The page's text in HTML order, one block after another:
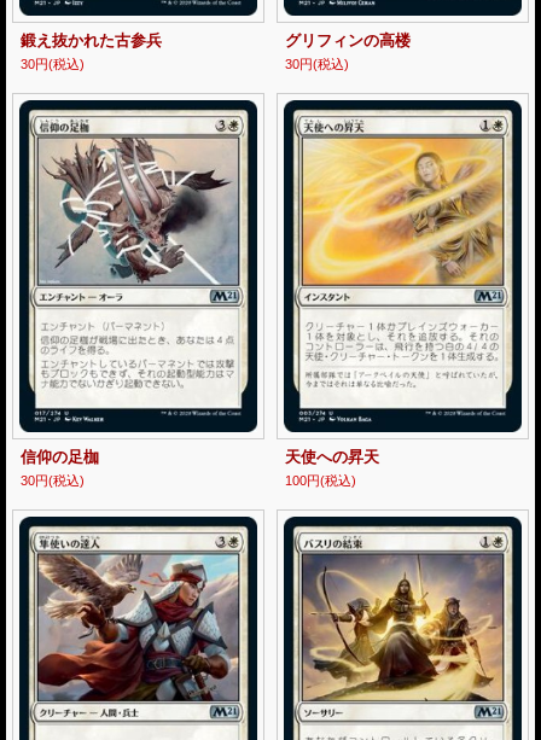
鍛え抜かれた古参兵
30円(税込)
グリフィンの高楼
30円(税込)
信仰の足枷
30円(税込)
天使への昇天
100円(税込)